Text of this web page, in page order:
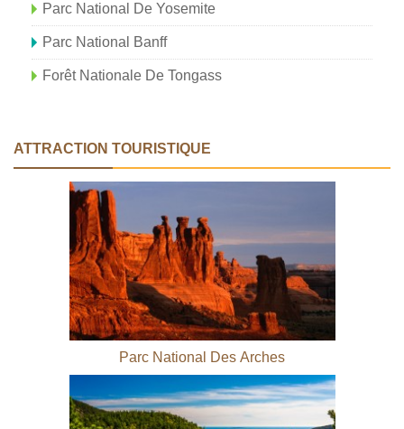
Parc National De Yosemite
Parc National Banff
Forêt Nationale De Tongass
ATTRACTION TOURISTIQUE
Parc National Des Arches